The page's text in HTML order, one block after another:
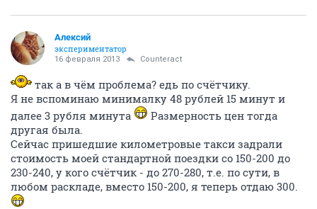
Алексий
экспериментатор
16 февраля 2013 Counteract
так а в чём проблема? едь по счётчику.
Я не вспоминаю минималку 48 рублей 15 минут и
далее 3 рубля минута
Размерность цен тогда
другая была.
Сейчас пришедшие километровые такси задрали
стоимость моей стандартной поездки со 150-200 до
230-240, у кого счётчик - до 270-280, т.е. по сути, в
любом раскладе, вместо 150-200, я теперь отдаю 300.